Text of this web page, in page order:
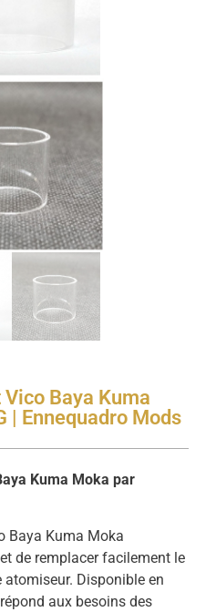
Baya Kuma
| Ennequadro Mods
Kuma Moka par
Baya Kuma Moka
de remplacer facilement le
atomiseur. Disponible en
aux besoins des